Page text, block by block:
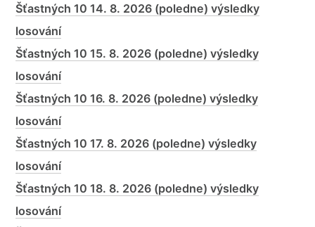
Šťastných 10 14. 8. 2026 (poledne) výsledky
losování
Šťastných 10 15. 8. 2026 (poledne) výsledky
losování
Šťastných 10 16. 8. 2026 (poledne) výsledky
losování
Šťastných 10 17. 8. 2026 (poledne) výsledky
losování
Šťastných 10 18. 8. 2026 (poledne) výsledky
losování